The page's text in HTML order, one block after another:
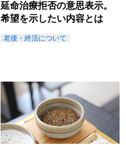
延命治療拒否の意思表示。
希望を示したい内容とは
老後・終活について